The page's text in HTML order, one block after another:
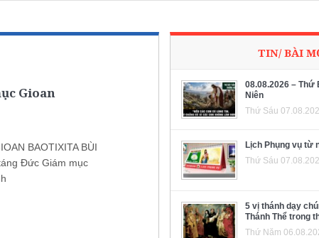
Gioan
BAOTIXITA BÙI
Đức Giám mục
TIN/ BÀI
08.08.2026 – Thứ
Niên
Thứ Sáu
Lịch Phụng vụ từ
Thứ Sáu
5 vị thánh dạy
Thánh Thể trong
Thứ Năm